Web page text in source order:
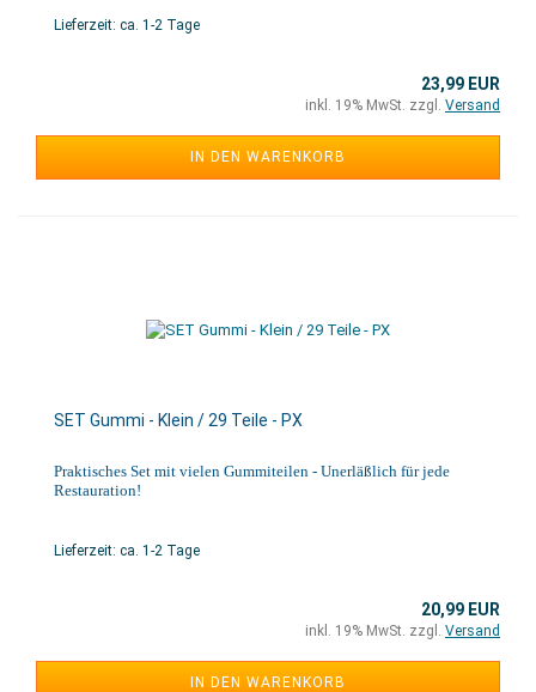
Lieferzeit: ca. 1-2 Tage
23,99 EUR
inkl. 19% MwSt. zzgl. Versand
IN DEN WARENKORB
SET Gummi - Klein / 29 Teile - PX
Praktisches Set mit vielen Gummiteilen - Unerläßlich für jede
Restauration!
Lieferzeit: ca. 1-2 Tage
20,99 EUR
inkl. 19% MwSt. zzgl. Versand
IN DEN WARENKORB